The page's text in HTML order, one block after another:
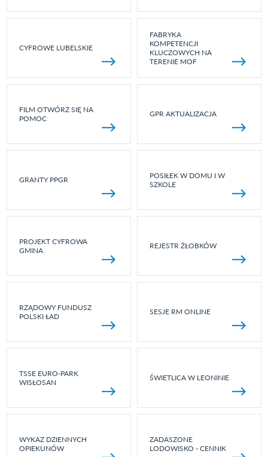
CYFROWE LUBELSKIE
FABRYKA
KOMPETENCJI
KLUCZOWYCH NA
TERENIE MOF
FILM OTWÓRZ SIĘ NA
POMOC
GPR AKTUALIZACJA
GRANTY PPGR
POSIŁEK W DOMU I W
SZKOLE
PROJEKT CYFROWA
GMINA
REJESTR ŻŁOBKÓW
RZĄDOWY FUNDUSZ
POLSKI ŁAD
SESJE RM ONLINE
TSSE EURO-PARK
WISŁOSAN
ŚWIETLICA W LEONINIE
WYKAZ DZIENNYCH
OPIEKUNÓW
ZADASZONE
LODOWISKO - CENNIK